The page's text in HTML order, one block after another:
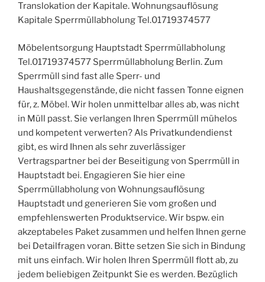
Translokation der Kapitale. Wohnungsauflösung
Kapitale Sperrmüllabholung Tel.01719374577
Möbelentsorgung Hauptstadt Sperrmüllabholung
Tel.01719374577 Sperrmüllabholung Berlin. Zum
Sperrmüll sind fast alle Sperr- und
Haushaltsgegenstände, die nicht fassen Tonne eignen
für, z. Möbel. Wir holen unmittelbar alles ab, was nicht
in Müll passt. Sie verlangen Ihren Sperrmüll mühelos
und kompetent verwerten? Als Privatkundendienst
gibt, es wird Ihnen als sehr zuverlässiger
Vertragspartner bei der Beseitigung von Sperrmüll in
Hauptstadt bei. Engagieren Sie hier eine
Sperrmüllabholung von Wohnungsauflösung
Hauptstadt und generieren Sie vom großen und
empfehlenswerten Produktservice. Wir bspw. ein
akzeptabeles Paket zusammen und helfen Ihnen gerne
bei Detailfragen voran. Bitte setzen Sie sich in Bindung
mit uns einfach. Wir holen Ihren Sperrmüll flott ab, zu
jedem beliebigen Zeitpunkt Sie es werden. Bezüglich